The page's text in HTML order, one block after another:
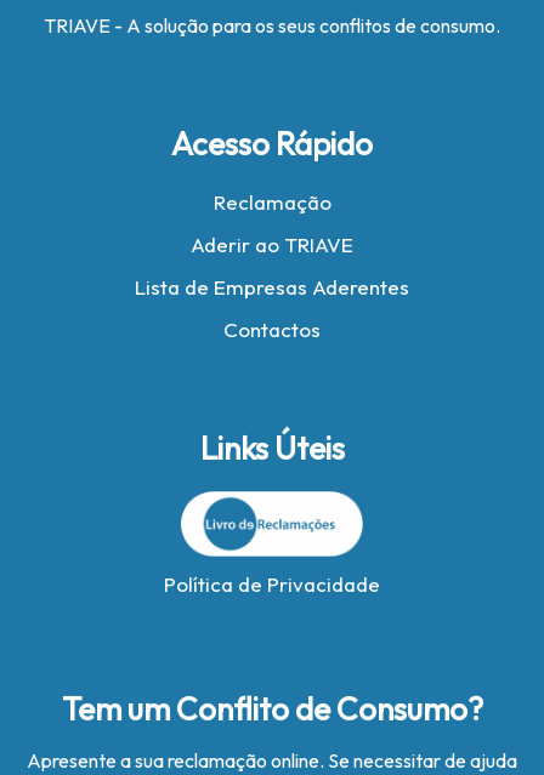
TRIAVE - A solução para os seus conflitos de consumo.
Acesso Rápido
Reclamação
Aderir ao TRIAVE
Lista de Empresas Aderentes
Contactos
Links Úteis
Política de Privacidade
Tem um Conflito de Consumo?
Apresente a sua reclamação online. Se necessitar de ajuda